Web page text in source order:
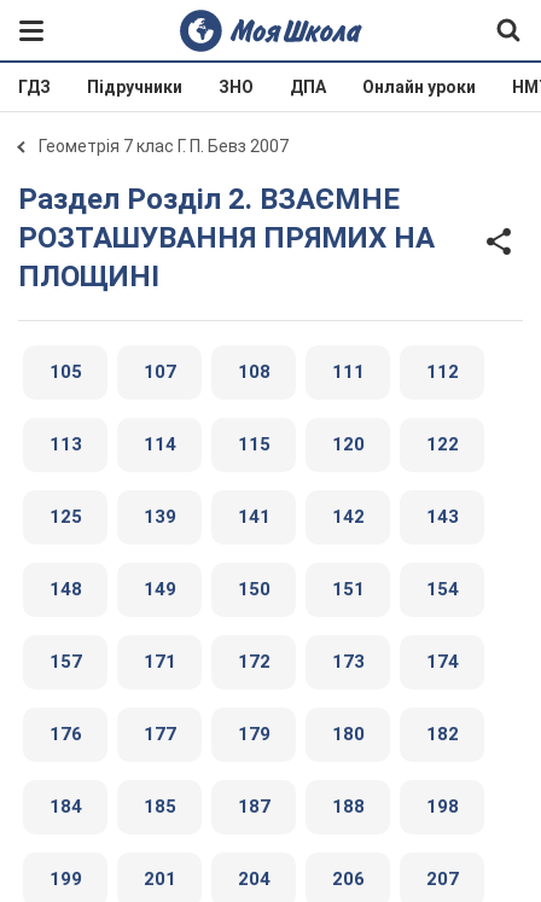
ГДЗ Підручники ЗНО ДПА Онлайн уроки
Геометрія 7 клас Г. П. Бевз 2007
Раздел Розділ 2. ВЗАЄМНЕ
РОЗТАШУВАННЯ ПРЯМИХ НА
ПЛОЩИНІ
105 107 108 111 112
113 114 115 120 122
125 139 141 142 143
148 149 150 151 154
157 171 172 173 174
176 177 179 180 182
184 185 187 188 198
199 201 204 206 207